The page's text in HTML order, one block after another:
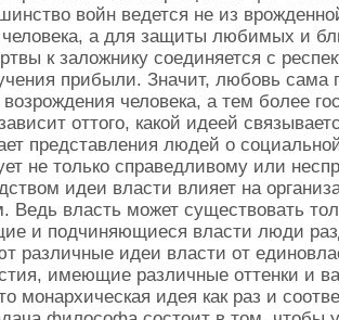
войн ведется не из
а для защиты любимых и
к заложнику соединяется с
прибыли. Значит, любовь сама
человека, а тем более
оттого, какой идеей
представления людей о
не только справедливому или
идеи власти влияет на
Ведь власть может существовать
и подчиняющиеся власти люди
различные идеи власти от
имеющие различные оттенки и
монархическая идея как раз и